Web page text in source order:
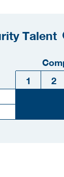
Talent
1 2